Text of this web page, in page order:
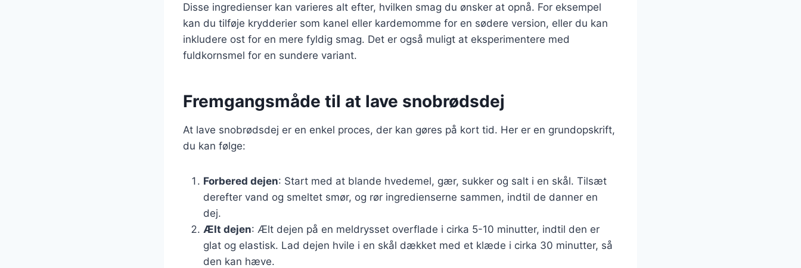
Disse ingredienser kan varieres alt efter, hvilken smag du ønsker at opnå. For eksempel
kan du tilføje krydderier som kanel eller kardemomme for en sødere version, eller du kan
inkludere ost for en mere fyldig smag. Det er også muligt at eksperimentere med
fuldkornsmel for en sundere variant.
Fremgangsmåde til at lave snobrødsdej
At lave snobrødsdej er en enkel proces, der kan gøres på kort tid. Her er en grundopskrift,
du kan følge:
Forbered dejen: Start med at blande hvedemel, gær, sukker og salt i en skål. Tilsæt
derefter vand og smeltet smør, og rør ingredienserne sammen, indtil de danner en
dej.
Ælt dejen: Ælt dejen på en meldrysset overflade i cirka 5-10 minutter, indtil den er
glat og elastisk. Lad dejen hvile i en skål dækket med et klæde i cirka 30 minutter, så
den kan hæve.